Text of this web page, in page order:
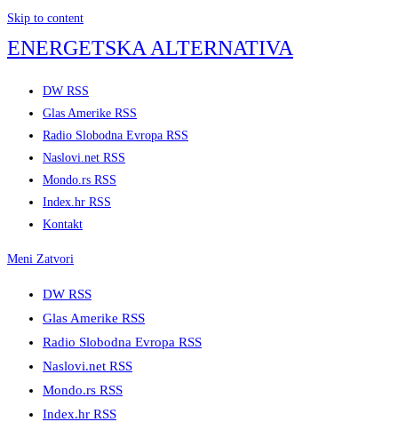
Skip to content
ENERGETSKA ALTERNATIVA
DW RSS
Glas Amerike RSS
Radio Slobodna Evropa RSS
Naslovi.net RSS
Mondo.rs RSS
Index.hr RSS
Kontakt
Meni Zatvori
DW RSS
Glas Amerike RSS
Radio Slobodna Evropa RSS
Naslovi.net RSS
Mondo.rs RSS
Index.hr RSS